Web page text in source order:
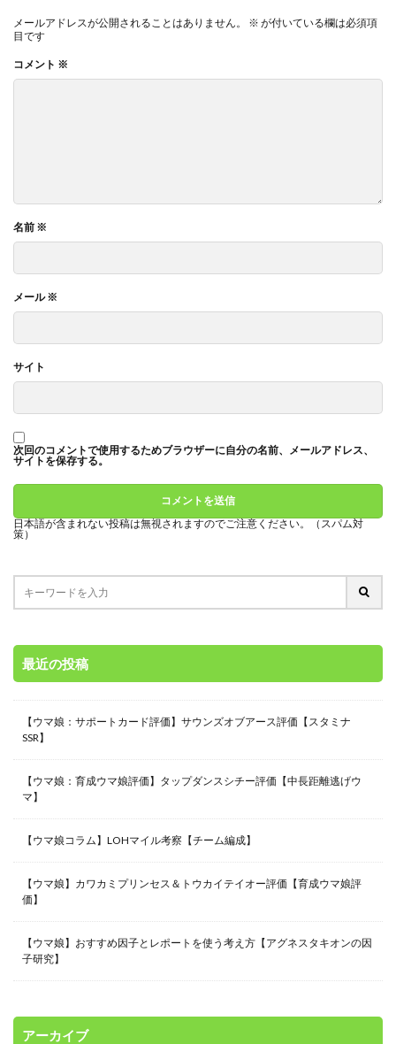
メールアドレスが公開されることはありません。 ※ が付いている欄は必須項
目です
コメント ※
名前 ※
メール※
サイト
次回のコメントで使用するためブラウザーに自分の名前、メールアドレス、
サイトを保存する。
日本語が含まれない投稿は無視されますのでご注意ください。（スパム対
策）
最近の投稿
【ウマ娘：サポートカード評価】サウンズオブアース評価【スタミナ
SSR】
【ウマ娘：育成ウマ娘評価】タップダンスシチー評価【中長距離逃げウ
マ】
【ウマ娘コラム】LOHマイル考察【チーム編成】
【ウマ娘】カワカミプリンセス＆トウカイテイオー評価【育成ウマ娘評
価】
【ウマ娘】おすすめ因子とレポートを使う考え方【アグネスタキオンの因
子研究】
アーカイブ